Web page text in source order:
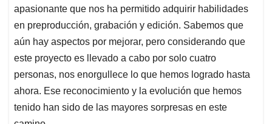
apasionante que nos ha permitido adquirir habilidades
en preproducción, grabación y edición. Sabemos que
aún hay aspectos por mejorar, pero considerando que
este proyecto es llevado a cabo por solo cuatro
personas, nos enorgullece lo que hemos logrado hasta
ahora. Ese reconocimiento y la evolución que hemos
tenido han sido de las mayores sorpresas en este